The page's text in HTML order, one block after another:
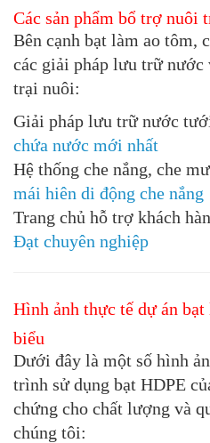
Các sản phẩm bổ trợ nuôi
Bên cạnh bạt làm ao tôm,
các giải pháp lưu trữ nước
trại nuôi:
Giải pháp lưu trữ nước
chứa nước mới nhất
Hệ thống che nắng, che
mái hiên di động che nắng
Trang chủ hỗ trợ khách
Đạt chuyên nghiệp
Hình ảnh thực tế dự án
biểu
Dưới đây là một số hình
trình sử dụng bạt HDPE
chứng cho chất lượng và
chúng tôi: